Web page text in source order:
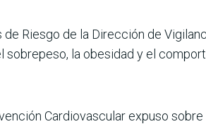
de Riesgo de la Dirección de
sobre­peso, la obesidad y el
Cardiovascu­lar expuso